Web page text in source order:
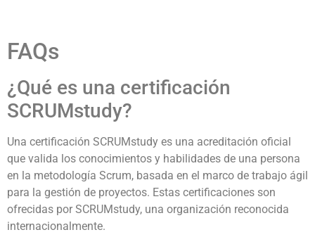
FAQs
¿Qué es una certificación
SCRUMstudy?
Una certificación SCRUMstudy es una acreditación oficial
que valida los conocimientos y habilidades de una persona
en la metodología Scrum, basada en el marco de trabajo ágil
para la gestión de proyectos. Estas certificaciones son
ofrecidas por SCRUMstudy, una organización reconocida
internacionalmente.